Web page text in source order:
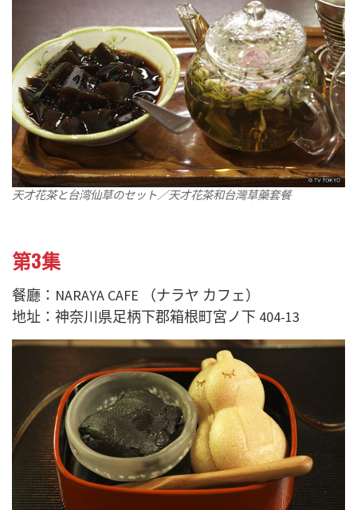
天才花茶と台湾仙草のセット／天才花茶和台灣草藥套餐
第3集
餐廳：NARAYA CAFE （ナラヤ カフェ）
地址：神奈川県足柄下郡箱根町宮ノ下 404-13